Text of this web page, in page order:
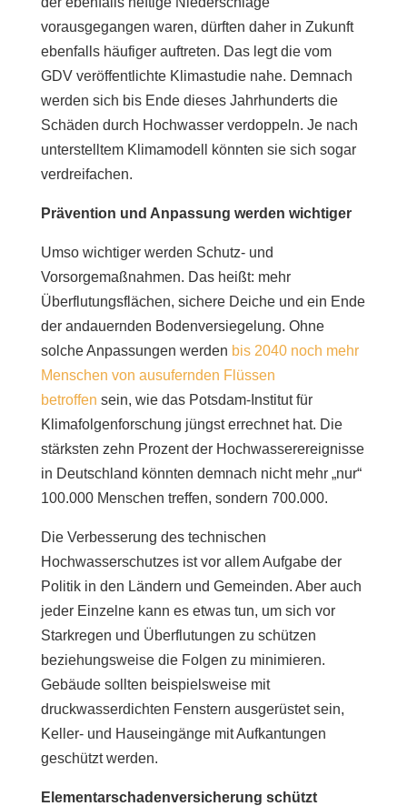
vorausgegangen waren, dürften daher in Zukunft
ebenfalls häufiger auftreten. Das legt die vom
GDV veröffentlichte Klimastudie nahe. Demnach
werden sich bis Ende dieses Jahrhunderts die
Schäden durch Hochwasser verdoppeln. Je nach
unterstelltem Klimamodell könnten sie sich sogar
verdreifachen.
Prävention und Anpassung werden wichtiger
Umso wichtiger werden Schutz- und
Vorsorgemaßnahmen. Das heißt: mehr
Überflutungsflächen, sichere Deiche und ein Ende
der andauernden Bodenversiegelung. Ohne
solche Anpassungen werden bis 2040 noch mehr
Menschen von ausufernden Flüssen
betroffen sein, wie das Potsdam-Institut für
Klimafolgenforschung jüngst errechnet hat. Die
stärksten zehn Prozent der Hochwasserereignisse
in Deutschland könnten demnach nicht mehr „nur“
100.000 Menschen treffen, sondern 700.000.
Die Verbesserung des technischen
Hochwasserschutzes ist vor allem Aufgabe der
Politik in den Ländern und Gemeinden. Aber auch
jeder Einzelne kann es etwas tun, um sich vor
Starkregen und Überflutungen zu schützen
beziehungsweise die Folgen zu minimieren.
Gebäude sollten beispielsweise mit
druckwasserdichten Fenstern ausgerüstet sein,
Keller- und Hauseingänge mit Aufkantungen
geschützt werden.
Elementarschadenversicherung schützt